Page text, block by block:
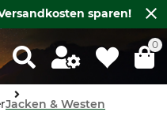
sparen!
0
Jacken & Westen